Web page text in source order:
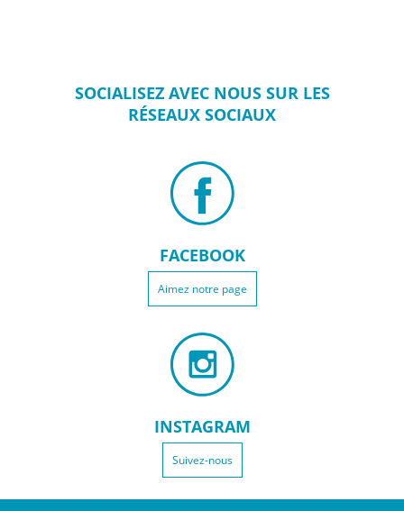
SOCIALISEZ AVEC NOUS SUR LES
RÉSEAUX SOCIAUX
FACEBOOK
Aimez notre page
INSTAGRAM
Suivez-nous